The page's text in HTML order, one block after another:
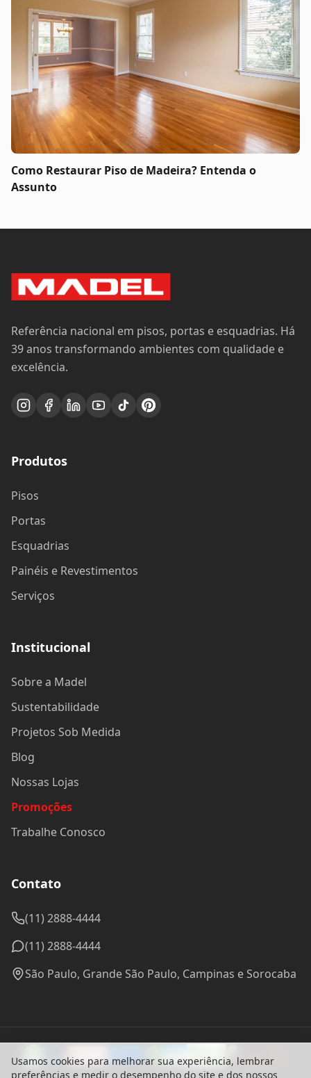
Como Restaurar Piso de Madeira? Entenda o
Assunto
Referência nacional em pisos, portas e esquadrias. Há
39 anos transformando ambientes com qualidade e
excelência.
Produtos
Pisos
Portas
Esquadrias
Painéis e Revestimentos
Serviços
Institucional
Sobre a Madel
Sustentabilidade
Projetos Sob Medida
Blog
Nossas Lojas
Promoções
Trabalhe Conosco
Contato
(11) 2888-4444
(11) 2888-4444
São Paulo, Grande São Paulo, Campinas e Sorocaba
Usamos cookies para melhorar sua experiência, lembrar
preferências e medir o desempenho do site e dos nossos